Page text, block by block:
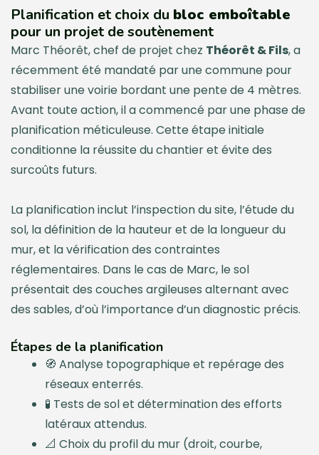
Planification et choix du bloc emboîtable
pour un projet de soutènement
Marc Théorêt, chef de projet chez Théorêt & Fils, a
récemment été mandaté par une commune pour
stabiliser une voirie bordant une pente de 4 mètres.
Avant toute action, il a commencé par une phase de
planification méticuleuse. Cette étape initiale
conditionne la réussite du chantier et évite des
surcoûts futurs.
La planification inclut l’inspection du site, l’étude du
sol, la définition de la hauteur et de la longueur du
mur, et la vérification des contraintes
réglementaires. Dans le cas de Marc, le sol
présentait des couches argileuses alternant avec
des sables, d’où l’importance d’un diagnostic précis.
Étapes de la planification
🧭 Analyse topographique et repérage des
réseaux enterrés.
🧪 Tests de sol et détermination des efforts
latéraux attendus.
📐 Choix du profil du mur (droit, courbe,